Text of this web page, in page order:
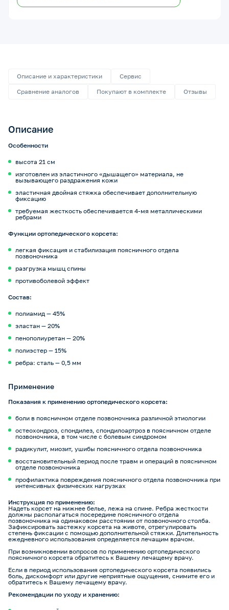
Описание и характеристики
Сервис
Сравнение аналогов
Покупают в комплекте Отзывы
Описание
Особенности
высота 21 см
изготовлен из эластичного «дышащего» материала, не
вызывающего раздражения кожи
эластичная двойная стяжка обеспечивает дополнительную
фиксацию
требуемая жесткость обеспечивается 4-мя металлическими
ребрами
Функции ортопедического корсета:
легкая фиксация и стабилизация поясничного отдела
позвоночника
разгрузка мышц спины
противоболевой эффект
Состав:
полиамид — 45%
эластан — 20%
пенополиуретан — 20%
полиэстер — 15%
ребра: сталь — 0,5 мм
Применение
Показания к применению ортопедического корсета:
боли в поясничном отделе позвоночника различной этиологии
остеохондроз, спондилез, спондилоартроз в поясничном отделе
позвоночника, в том числе с болевым синдромом
радикулит, миозит, ушибы поясничного отдела позвоночника
восстановительный период после травм и операций в поясничном
отделе позвоночника
профилактика повреждения поясничного отдела позвоночника при
интенсивных физических нагрузках
Инструкция по применению:
Надеть корсет на нижнее белье, лежа на спине. Ребра жесткости
должны располагаться посередине поясничного отдела
позвоночника на одинаковом расстоянии от позвоночного столба.
Зафиксировать застежку корсета на животе, отрегулировать
степень фиксации с помощью дополнительной стяжки. Длительность
ежедневного использования определяется лечащим врачом.
При возникновении вопросов по применению ортопедического
поясничного корсета обратитесь к Вашему лечащему врачу.
Если в период использования ортопедического корсета появились
боль, дискомфорт или другие неприятные ощущения, снимите его и
обратитесь к Вашему лечащему врачу.
Рекомендации по уходу и хранению: